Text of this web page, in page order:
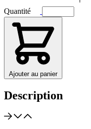
Quantité
Ajouter au panier
Description